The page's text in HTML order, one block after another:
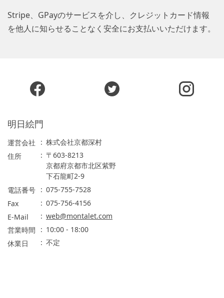
Stripe、GPayのサービスを介し、クレジットカード情報
を他人に知らせることなく安全にお支払いいただけます。
明日絵門
運営会社
株式会社京都深村
住所
〒603-8213
京都府京都市北区紫野
下石龍町2-9
電話番号
075-755-7528
Fax
075-756-4156
E-Mail
web@montalet.com
営業時間
10:00 - 18:00
休業日
不定